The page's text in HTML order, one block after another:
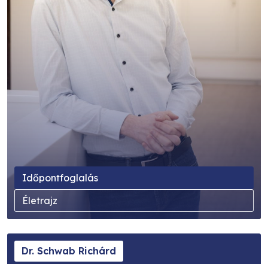
Időpontfoglalás
Életrajz
Dr. Schwab Richárd